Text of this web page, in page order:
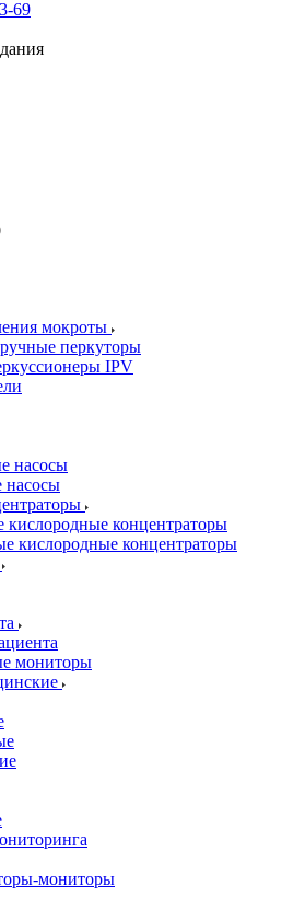
69
мокроты
перкуторы
IPV
насосы
насосы
кислородные концентраторы
кислородные концентраторы
мониторы
мониторы